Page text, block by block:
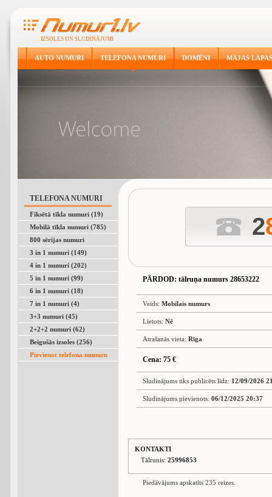
IZSOLES UN SLUDINĀJUMI
AUTO NUMURI TELEFONA NUMURI DOMĒNI MĀJAS LAPAS
TELEFONA NUMURI
Fiksētā tīkla numuri (19)
Mobilā tīkla numuri (785)
800 sērijas numuri
3 in 1 numuri (149)
4 in 1 numuri (202)
5 in 1 numuri (99)
6 in 1 numuri (18)
7 in 1 numuri (4)
3+3 numuri (45)
2+2+2 numuri (62)
Beigušās izsoles (256)
Pievienot telefona numuru
2
PĀRDOD: tālruņa numurs 28653222
Veids: Mobilais numurs
Lietots: Nē
Atrašanās vieta: Rīga
Cena: 75 €
Sludinājums tiks publicēts līdz: 12/09/2026
Sludinājums pievienots: 06/12/2025 20:37
KONTAKTI
Tālrunis: 25996853
Piedāvājums apskatīts 235 reizes.